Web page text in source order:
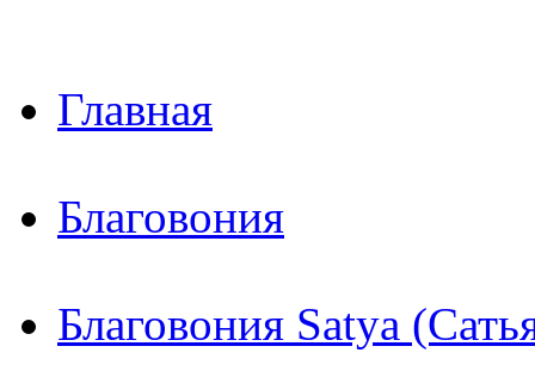
Главная
Благовония
Благовония Satya